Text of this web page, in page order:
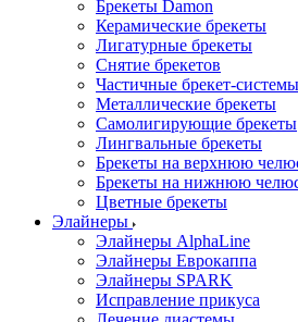
Брекеты Damon
Керамические брекеты
Лигатурные брекеты
Снятие брекетов
Частичные брекет-системы
Металлические брекеты
Самолигирующие брекеты
Лингвальные брекеты
Брекеты на верхнюю
Брекеты на нижнюю
Цветные брекеты
Элайнеры
Элайнеры AlphaLine
Элайнеры Еврокаппа
Элайнеры SPARK
Исправление прикуса